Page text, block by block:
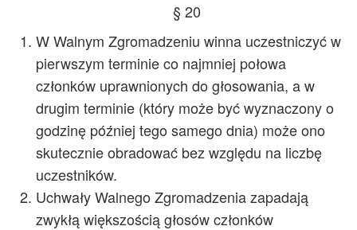
§ 20
W Walnym Zgromadzeniu winna uczestniczyć w
pierwszym terminie co najmniej połowa
członków uprawnionych do głosowania, a w
drugim terminie (który może być wyznaczony o
godzinę później tego samego dnia) może ono
skutecznie obradować bez względu na liczbę
uczestników.
Uchwały Walnego Zgromadzenia zapadają
zwykłą większością głosów członków